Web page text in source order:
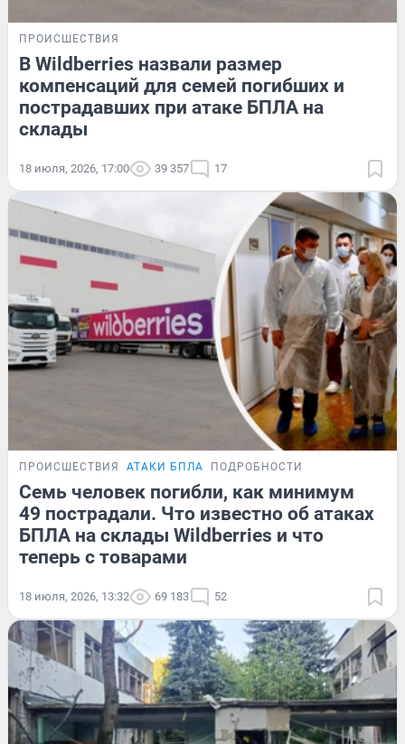
ПРОИСШЕСТВИЯ
В Wildberries назвали размер
компенсаций для семей погибших и
пострадавших при атаке БПЛА на
склады
18 июля, 2026, 17:00 39 357 17
ПРОИСШЕСТВИЯ АТАКИ БПЛА ПОДРОБНОСТИ
Семь человек погибли, как минимум
49 пострадали. Что известно об атаках
БПЛА на склады Wildberries и что
теперь с товарами
18 июля, 2026, 13:32 69 183 52